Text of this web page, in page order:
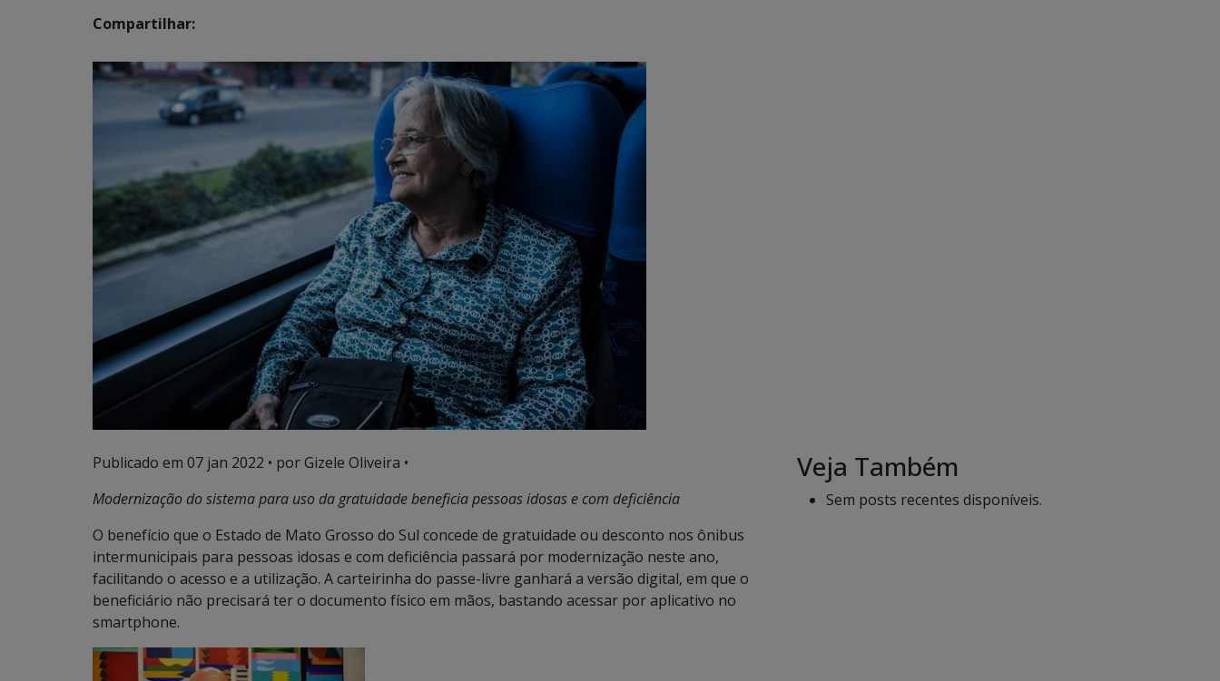
Compartilhar:
Publicado em 07 jan 2022 • por Gizele Oliveira •
Modernização do sistema para uso da gratuidade beneficia pessoas idosas e com deficiência
O benefício que o Estado de Mato Grosso do Sul concede de gratuidade ou desconto nos ônibus
intermunicipais para pessoas idosas e com deficiência passará por modernização neste ano,
facilitando o acesso e a utilização. A carteirinha do passe-livre ganhará a versão digital, em que o
beneficiário não precisará ter o documento físico em mãos, bastando acessar por aplicativo no
smartphone.
Veja Também
Sem posts recentes disponíveis.